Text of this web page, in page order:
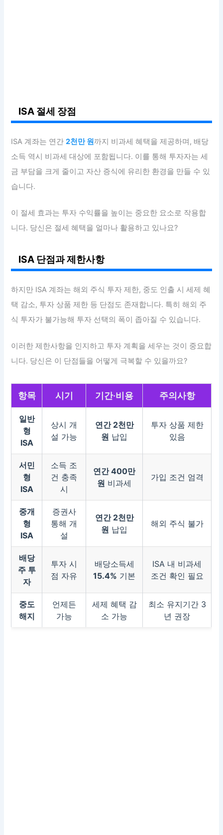
ISA 절세 장점
ISA 계좌는 연간2천만 원까지 비과세 혜택을 제공하며, 배당
소득 역시 비과세 대상에 포함됩니다. 이를 통해 투자자는 세
금 부담을 크게 줄이고 자산 증식에 유리한 환경을 만들 수 있
습니다.
이 절세 효과는 투자 수익률을 높이는 중요한 요소로 작용합
니다. 당신은 절세 혜택을 얼마나 활용하고 있나요?
ISA 단점과 제한사항
하지만 ISA 계좌는 해외 주식 투자 제한, 중도 인출 시 세제 혜
택 감소, 투자 상품 제한 등 단점도 존재합니다. 특히 해외 주
식 투자가 불가능해 투자 선택의 폭이 좁아질 수 있습니다.
이러한 제한사항을 인지하고 투자 계획을 세우는 것이 중요합
니다. 당신은 이 단점들을 어떻게 극복할 수 있을까요?
항목 시기 기간·비용 주의사항
일반
형
ISA
상시 개
설 가능
연간 2천만
원 납입
투자 상품 제한
있음
서민
형
ISA
소득 조
건 충족
시
연간 400만
원 비과세
가입 조건 엄격
중개
형
ISA
증권사
통해 개
설
연간 2천만
원 납입
해외 주식 불가
배당
주 투
자
투자 시
점 자유
배당소득세
15.4% 기본
ISA 내 비과세
조건 확인 필요
중도
해지
언제든
가능
세제 혜택 감
소 가능
최소 유지기간 3
년 권장